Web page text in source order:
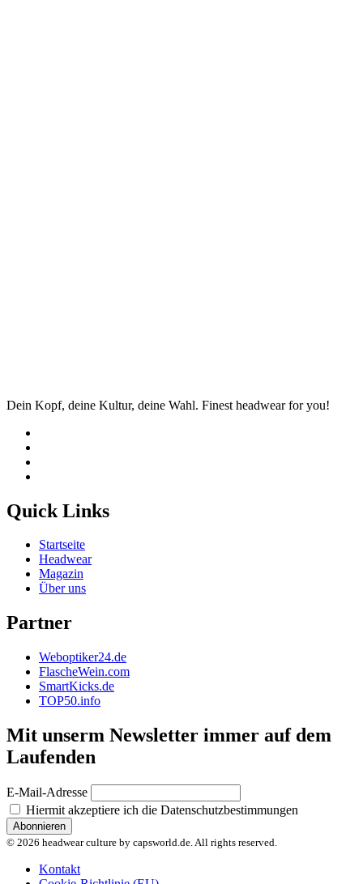
Dein Kopf, deine Kultur, deine Wahl. Finest headwear for you!
Quick Links
Startseite
Headwear
Magazin
Über uns
Partner
Weboptiker24.de
FlascheWein.com
SmartKicks.de
TOP50.info
Mit unserm Newsletter immer auf dem
Laufenden
E-Mail-Adresse
Hiermit akzeptiere ich die Datenschutzbestimmungen
© 2026 headwear culture by capsworld.de. All rights reserved.
Kontakt